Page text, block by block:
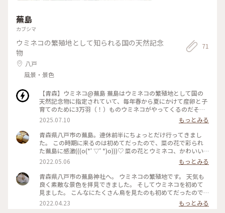
せっかくグルメでも出ていました♪)。 次へ急ぎたかったので
食べる時間がなかったのですが、とても賑わっていました。 #
蕪島
カブシマ
ウミネコの繁殖地として知られる国の天然記念
物
八戸
風景・景色
71
【青森】ウミネコ@蕪島 蕪島はウミネコの繁殖地として国の
天然記念物に指定されていて、毎年春から夏にかけて産卵と子
育てのために3万羽（！）ものウミネコがやってくるのだそう
です。 この日も、蕪嶋神社を中心にものすごい数のウミネコた
ちの姿が！神社にもウミネコ、鳥居にもウミネコ、地面にもウ
ミネコ、植え込みにもウミネコ。 ここに来る前に想像し てい
た数の100倍いました😳 繁殖地に指定されてから100年にも及
ぶとのことで、ウミネコたちもすっかりリラックスモード。
観光客は一生懸命フン避けの傘を差しながらウミネコの間を申
し訳なさそうに通っていました。 ウミネコファースト...！笑
子供たちはだいぶ大きく育っていたのですが、ヒナの姿もちら
ほら。 ホワホワの羽毛とつぶらな瞳がとっても可愛かったで
す。 青い空と海を背に飛び回るウミネコが目の前で見ることが
できて大感動でした✨いつまでも安心してここに来てもらえた
らいいなあ☺️ #青森 #八戸 #ウミネコ #夏 #海 #一人旅 #ゆるり
2025.07.10
もっとみる
青森県八戸市の蕪島。連休前半にちょっとだけ行ってきまし
た。 この時期に来るのは初めてだったので、菜の花で彩られ
た蕪島に感激(((o(*ﾟ▽ﾟ*)o)))♡ 菜の花とウミネコ、かわいい
💕 3枚目の2羽のウミネコさんはご夫婦かな？ 他のウミネコ
が近づくと、1羽が威嚇して追い払っていました。 ウミネコの
繁殖地の蕪島。これからたくさんのヒナが生まれてきますね🐣
みんな無事に育ちますように… #ヒーリング旅 #春風さんぽ
#Myことりっぷ #青森県 #八戸市
2022.05.06
もっとみる
青森県八戸市の蕪島神社へ。 ウミネコの繁殖地です。 天気も
良く素敵な景色を拝見できました。 そしてウミネコを初めて
見ました。 こんなにたくさん鳥を見たのも初めてだったので
少し不思議な光景でした！ ちょうど繁殖期に入るようでたま
ごをあたためている親鳥も見かけました。 帰り掛けにポケモ
2022.04.23 もっとみる